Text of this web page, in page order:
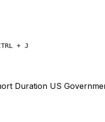
+ J
Duration US